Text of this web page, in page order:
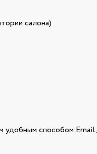
салона)
удобным способом Email,